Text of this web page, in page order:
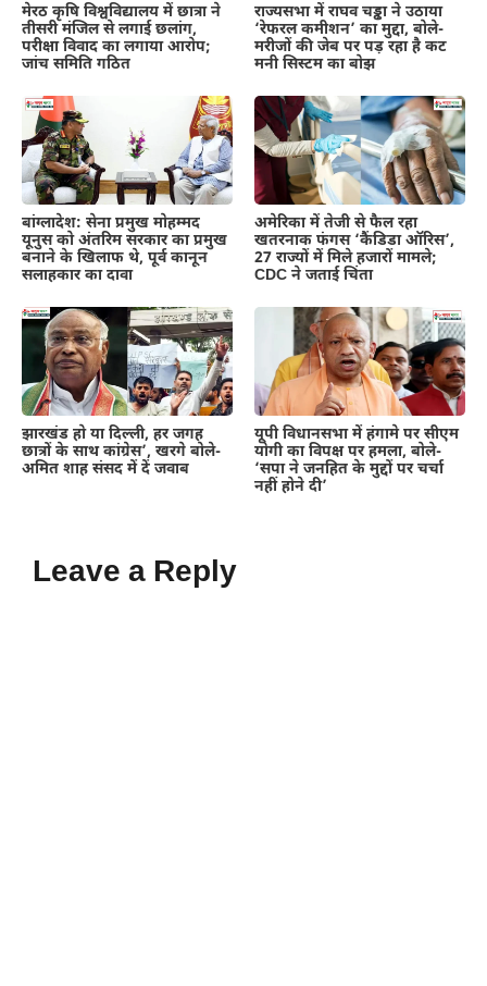
मेरठ कृषि विश्वविद्यालय में छात्रा ने
तीसरी मंजिल से लगाई छलांग,
परीक्षा विवाद का लगाया आरोप;
जांच समिति गठित
राज्यसभा में राघव चड्ढा ने उठाया
‘रेफरल कमीशन’ का मुद्दा, बोले-
मरीजों की जेब पर पड़ रहा है कट
मनी सिस्टम का बोझ
बांग्लादेश: सेना प्रमुख मोहम्मद
यूनुस को अंतरिम सरकार का प्रमुख
बनाने के खिलाफ थे, पूर्व कानून
सलाहकार का दावा
अमेरिका में तेजी से फैल रहा
खतरनाक फंगस ‘कैंडिडा ऑरिस’,
27 राज्यों में मिले हजारों मामले;
CDC ने जताई चिंता
झारखंड हो या दिल्ली, हर जगह
छात्रों के साथ कांग्रेस’, खरगे बोले-
अमित शाह संसद में दें जवाब
यूपी विधानसभा में हंगामे पर सीएम
योगी का विपक्ष पर हमला, बोले-
‘सपा ने जनहित के मुद्दों पर चर्चा
नहीं होने दी’
Leave a Reply